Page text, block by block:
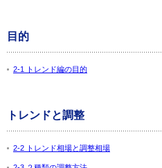
目的
2-1 トレンド編の目的
トレンドと調整
2-2 トレンド相場と調整相場